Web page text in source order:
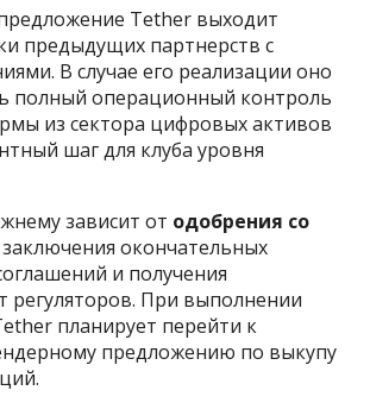
Tether выходит
предыдущих партнерств с
В случае его реализации оно
полный операционный контроль
из сектора цифровых активов
шаг для клуба уровня
зависит от одобрения со
заключения окончательных
и получения
регуляторов. При выполнении
планирует перейти к
предложению по выкупу